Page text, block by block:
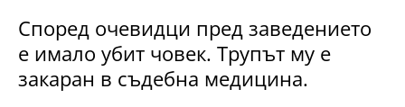
Според очевидци пред заведението
е имало убит човек. Трупът му е
закаран в съдебна медицина.